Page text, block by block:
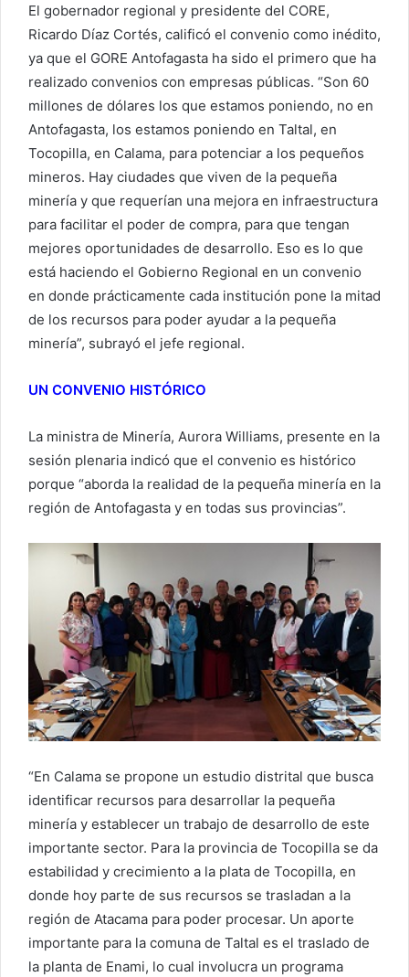
El gobernador regional y presidente del CORE,
Ricardo Díaz Cortés, calificó el convenio como inédito,
ya que el GORE Antofagasta ha sido el primero que ha
realizado convenios con empresas públicas. “Son 60
millones de dólares los que estamos poniendo, no en
Antofagasta, los estamos poniendo en Taltal, en
Tocopilla, en Calama, para potenciar a los pequeños
mineros. Hay ciudades que viven de la pequeña
minería y que requerían una mejora en infraestructura
para facilitar el poder de compra, para que tengan
mejores oportunidades de desarrollo. Eso es lo que
está haciendo el Gobierno Regional en un convenio
en donde prácticamente cada institución pone la mitad
de los recursos para poder ayudar a la pequeña
minería”, subrayó el jefe regional.
UN CONVENIO HISTÓRICO
La ministra de Minería, Aurora Williams, presente en la
sesión plenaria indicó que el convenio es histórico
porque “aborda la realidad de la pequeña minería en la
región de Antofagasta y en todas sus provincias”.
“En Calama se propone un estudio distrital que busca
identificar recursos para desarrollar la pequeña
minería y establecer un trabajo de desarrollo de este
importante sector. Para la provincia de Tocopilla se da
estabilidad y crecimiento a la plata de Tocopilla, en
donde hoy parte de sus recursos se trasladan a la
región de Atacama para poder procesar. Un aporte
importante para la comuna de Taltal es el traslado de
la planta de Enami, lo cual involucra un programa